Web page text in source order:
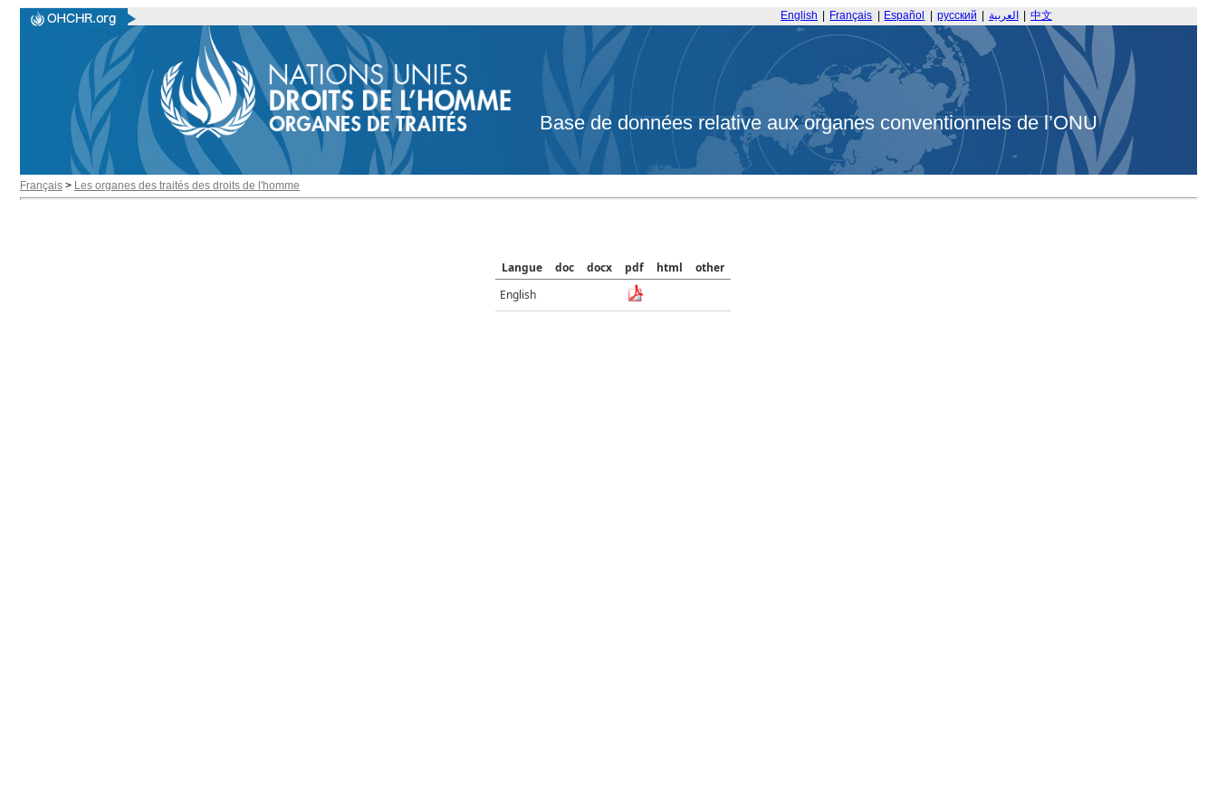
English Français Español русский العربية 中文
Base de données relative aux organes conventionnels de l’ONU
Français > Les organes des traités des droits de l'homme
Langue doc docx pdf html
other
English